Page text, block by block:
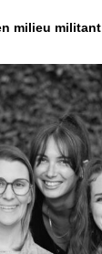
milieu militant